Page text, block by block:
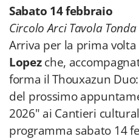
Sabato 14 febbraio
Circolo Arci Tavola Tonda
Arriva per la prima volta
Lopezche,
forma il Thouxazun
del prossimo
2026" ai Cantieri
programma sabato 14